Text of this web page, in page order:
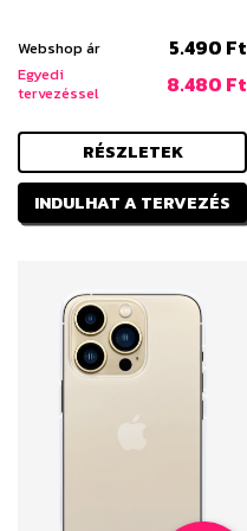
Webshop ár 5.490 Ft
Egyedi
tervezéssel
8.480 Ft
RÉSZLETEK
INDULHAT A TERVEZÉS